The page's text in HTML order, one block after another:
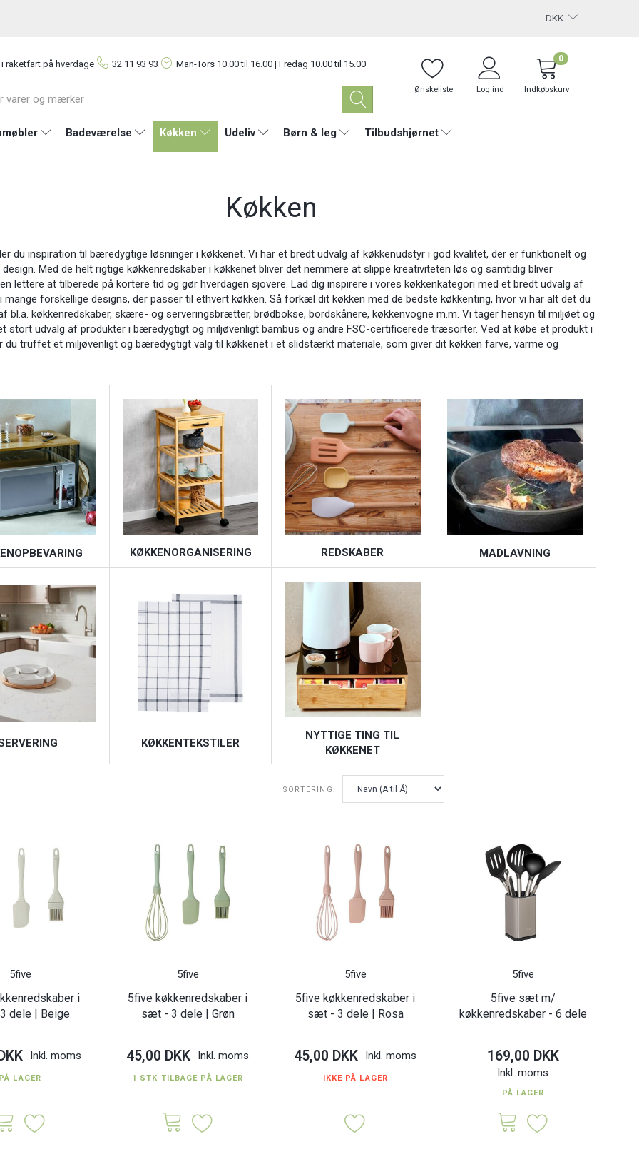
DKK
raketfart på hverdage 32 11 93 93 Man-Tors 10.00 til 16.00 | Fredag 10.00 til 15.00
Ønskeliste Log ind Indkøbskurv
0
Badeværelse Køkken Udeliv Børn & leg Tilbudshjørnet
Køkken
du inspiration til bæredygtige løsninger i køkkenet. Vi har et bredt udvalg af køkkenudstyr i god kvalitet, der er funktionelt og
Med de helt rigtige køkkenredskaber i køkkenet bliver det nemmere at slippe kreativiteten løs og samtidig bliver
lettere at tilberede på kortere tid og gør hverdagen sjovere. Lad dig inspirere i vores køkkenkategori med et bredt udvalg af
mange forskellige designs, der passer til ethvert køkken. Så forkæl dit køkken med de bedste køkkenting, hvor vi har alt det du
bl.a. køkkenredskaber, skære- og serveringsbrætter, brødbokse, bordskånere, køkkenvogne m.m. Vi tager hensyn til miljøet og
stort udvalg af produkter i bæredygtigt og miljøvenligt bambus og andre FSC-certificerede træsorter. Ved at købe et produkt i
du truffet et miljøvenligt og bæredygtigt valg til køkkenet i et slidstærkt materiale, som giver dit køkken farve, varme og
KØKKENORGANISERING REDSKABER MADLAVNING
KØKKENTEKSTILER
NYTTIGE TING TIL
KØKKENET
SORTERING:
5five
i
dele | Beige
Inkl. moms
PÅ LAGER
5five
5five køkkenredskaber i
sæt - 3 dele | Grøn
45,00 DKK Inkl. moms
1 STK TILBAGE PÅ LAGER
5five
5five køkkenredskaber i
sæt - 3 dele | Rosa
45,00 DKK Inkl. moms
IKKE PÅ LAGER
5five
5five sæt m/
køkkenredskaber - 6 dele
169,00 DKK
Inkl. moms
PÅ LAGER